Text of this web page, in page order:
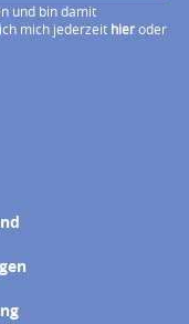
und bin damit
mich jederzeit hieroder